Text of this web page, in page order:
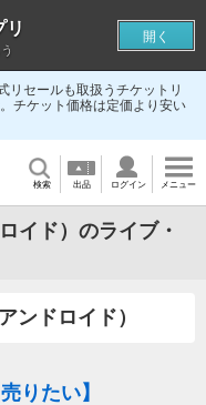
リセールも取扱うチケットリ
チケット価格は定価より安い
検索 出品 ログイン メニュー
イド）のライブ・
ンドロイド）
売りたい】
開く